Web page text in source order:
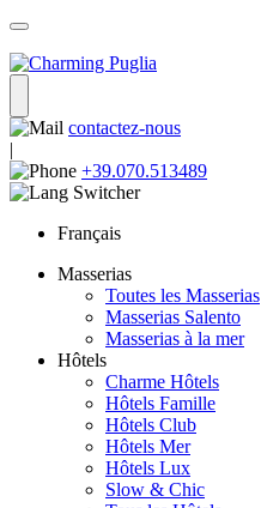
contactez-nous
|
+39.070.513489
Français
Masserias
Toutes les Masserias
Masserias Salento
Masserias à la mer
Hôtels
Charme Hôtels
Hôtels Famille
Hôtels Club
Hôtels Mer
Hôtels Lux
Slow & Chic